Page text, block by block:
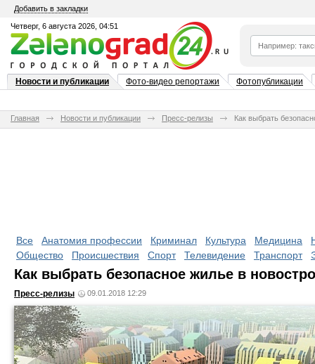
Добавить в закладки
Четверг, 6 августа 2026, 04:51
Новости и публикации Фото-видео репортажи Фотопубликации
Главная Новости и публикации Пресс-релизы Как выбрать
Все Анатомия профессии Криминал Культура Медицина
Общество
Происшествия Спорт Телевидение Транспорт
Как выбрать безопасное жилье в
Пресс-релизы 09.01.2018 12:29